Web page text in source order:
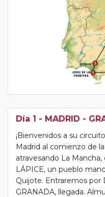
Día 1 - MADRID -
¡Bienvenidos a su
Madrid al comienzo de
atravesando La Mancha,
LÁPICE, un pueblo
Quijote. Entraremos por
GRANADA, llegada.